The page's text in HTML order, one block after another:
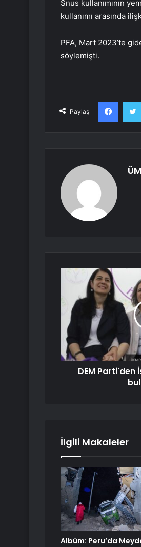
Snus kullanımının
kullanımı arasında
PFA, Mart 2023’te
söylemişti.
Paylaş
DEM
İlgili Makaleler
Albüm: Peru’da